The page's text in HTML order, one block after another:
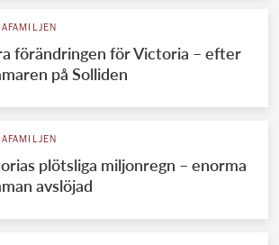
förändringen för Victoria – efter
på Solliden
plötsliga miljonregn – enorma
avslöjad